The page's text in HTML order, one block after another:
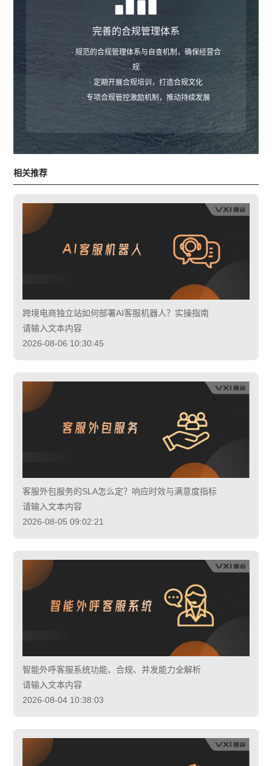
完善的合规管理体系
· 规范的合规管理体系与自查机制，确保经营合
规
· 定期开展合规培训，打造合规文化
· 专项合规管控激励机制，推动持续发展
相关推荐
跨境电商独立站如何部署AI客服机器人？实操指南
请输入文本内容
2026-08-06 10:30:45
客服外包服务的SLA怎么定？响应时效与满意度指标
请输入文本内容
2026-08-05 09:02:21
智能外呼客服系统功能、合规、并发能力全解析
请输入文本内容
2026-08-04 10:38:03